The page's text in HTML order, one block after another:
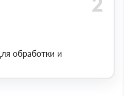
обработки и